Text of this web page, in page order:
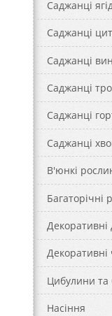
Саджанці
Саджанці
Саджанці
Саджанці
Саджанці
Саджанці
В'юнкі
Багаторічні
Декоративні
Декоративні
Цибулини та
Насіння